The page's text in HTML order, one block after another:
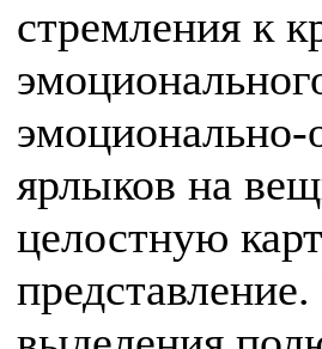
стремления к
ярлыков на
целостную